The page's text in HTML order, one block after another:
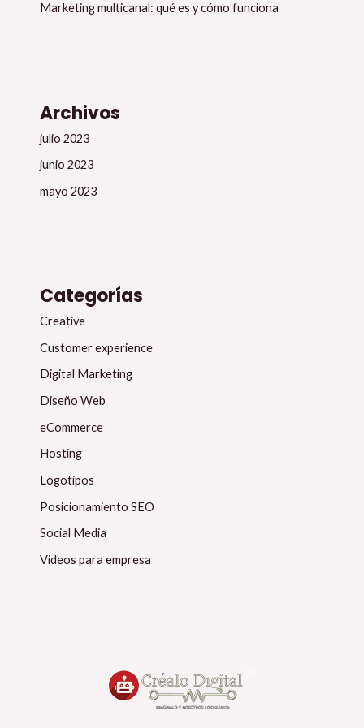
Marketing multicanal: qué es y cómo funciona
Archivos
julio 2023
junio 2023
mayo 2023
Categorías
Creative
Customer experience
Digital Marketing
Diseño Web
eCommerce
Hosting
Logotipos
Posicionamiento SEO
Social Media
Videos para empresa